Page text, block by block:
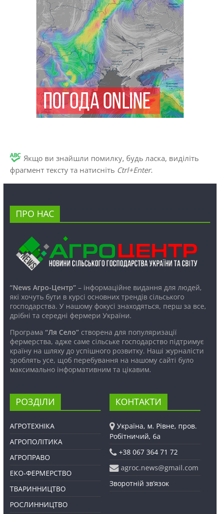
Якщо ви знайшли помилку, будь ласка, виділіть
фрагмент тексту та натисніть Ctrl+Enter.
ПРО НАС
“News Агро-Центр”– інформаційне видання для людей,
які хочуть бути в курсі основних трендів сільського
господарства. У нашому фокусі знаходяться, перш за все,
дрібні та середні фермери України.
Програма “Ля Село”створена для популяризації
фермерства, адже саме сільське господарство підтримує
країну на шляху до успішного розвитку. Наші журналісти
зроблять усе, щоб перебування на нашому сайті було
максимально інформативним та цікавим.
РОЗДІЛИ
АГРОТЕХНІКА
АГРОПОЛІТИКА
АГРОПРАВО
ЕКО-ФЕРМЕРСТВО
ТВАРИННИЦТВО
РОСЛИННИЦТВО
КОНТАКТИ
Україна, м. Рівне, пров.
Робітничий, 6а
+38 067 364 71 72
agroc.news@gmail.com
Зворотній зв’язок